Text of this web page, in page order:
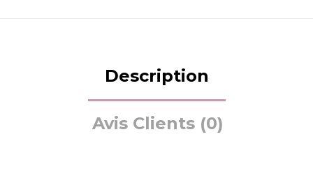
Description
Avis Clients (0)